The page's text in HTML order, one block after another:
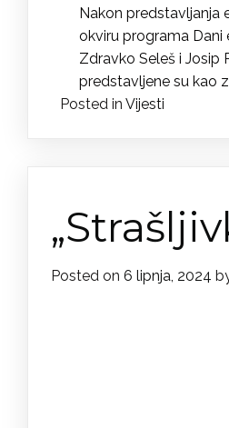
Nakon predstavljanja
okviru programa Dani
Zdravko Seleš i Josip
predstavljene su kao
Posted in Vijesti
Posted on 6 lipnja, 2024